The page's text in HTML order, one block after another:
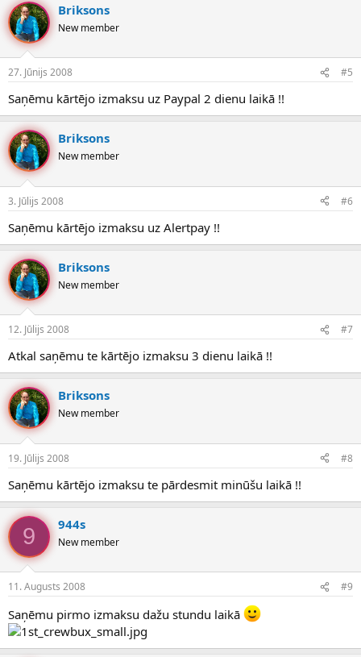
Briksons
New member
27. Jūnijs 2008 #5
Saņēmu kārtējo izmaksu uz Paypal 2 dienu laikā !!
Briksons
New member
3. Jūlijs 2008 #6
Saņēmu kārtējo izmaksu uz Alertpay !!
Briksons
New member
12. Jūlijs 2008 #7
Atkal saņēmu te kārtējo izmaksu 3 dienu laikā !!
Briksons
New member
19. Jūlijs 2008 #8
Saņēmu kārtējo izmaksu te pārdesmit minūšu laikā !!
9 944s
New member
11. Augusts 2008 #9
Saņēmu pirmo izmaksu dažu stundu laikā